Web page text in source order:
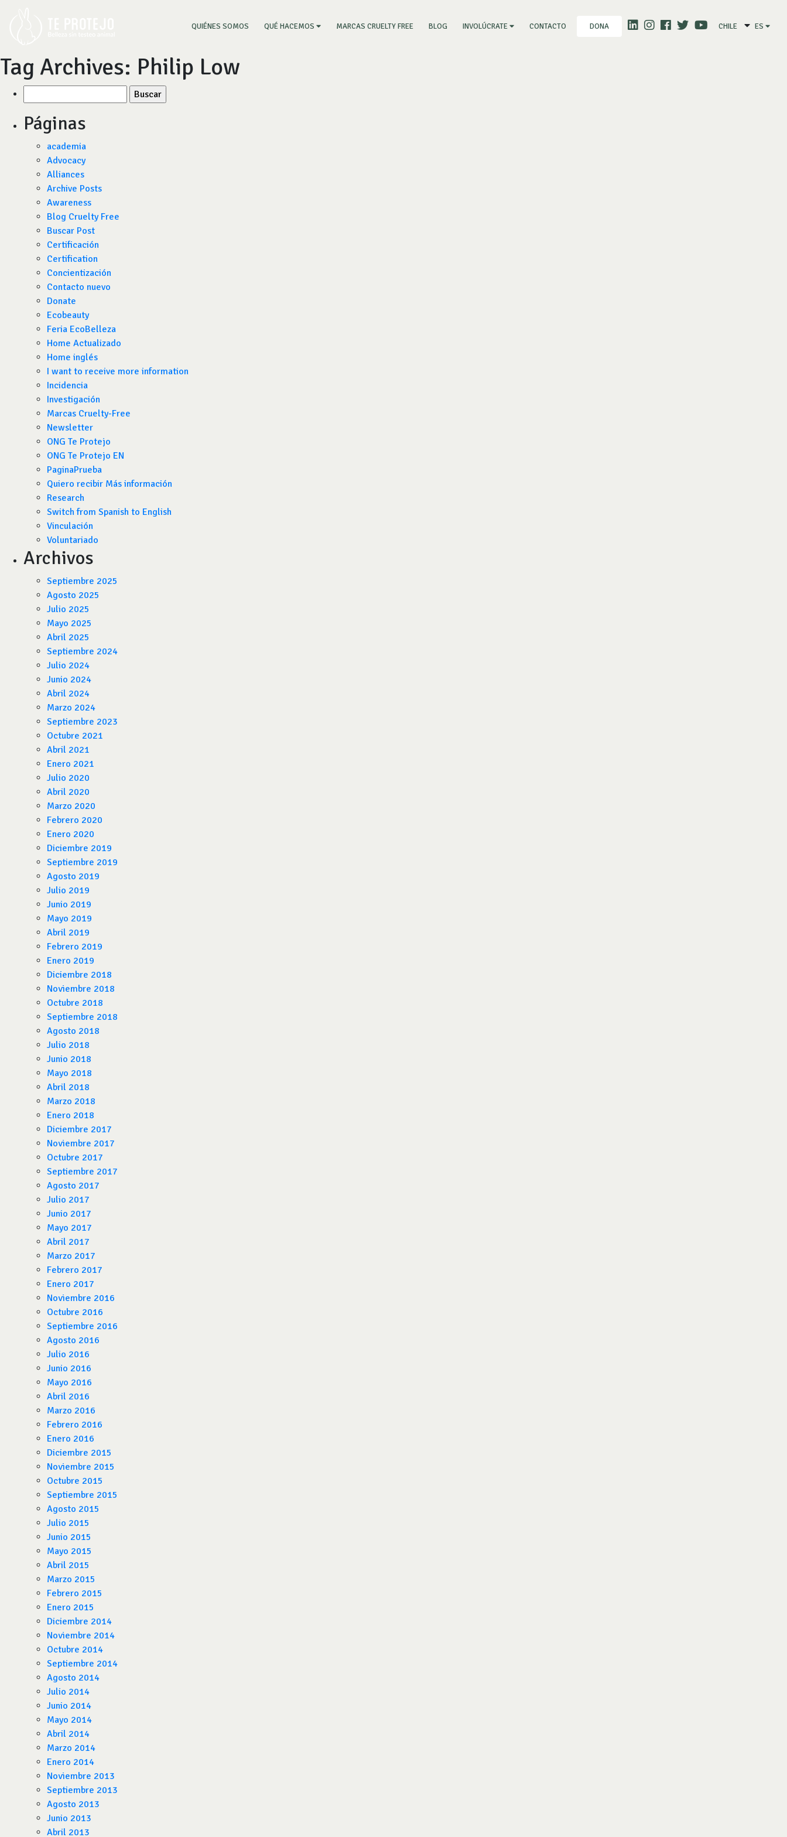
QUIÉNES SOMOS (CURRENT)
QUÉ HACEMOS MARCAS CRUELTY FREE BLOG INVOLÚCRATE CONTACTO DONA CHILE ES
Tag Archives: Philip Low
por:
Páginas
academia
Advocacy
Alliances
Archive Posts
Awareness
Blog Cruelty Free
Buscar Post
Certificación
Certification
Concientización
Contacto nuevo
Donate
Ecobeauty
Feria EcoBelleza
Home Actualizado
Home inglés
I want to receive more information
Incidencia
Investigación
Marcas Cruelty-Free
Newsletter
ONG Te Protejo
ONG Te Protejo EN
PaginaPrueba
Quiero recibir Más información
Research
Switch from Spanish to English
Vinculación
Voluntariado
Archivos
Septiembre 2025
Agosto 2025
Julio 2025
Mayo 2025
Abril 2025
Septiembre 2024
Julio 2024
Junio 2024
Abril 2024
Marzo 2024
Septiembre 2023
Octubre 2021
Abril 2021
Enero 2021
Julio 2020
Abril 2020
Marzo 2020
Febrero 2020
Enero 2020
Diciembre 2019
Septiembre 2019
Agosto 2019
Julio 2019
Junio 2019
Mayo 2019
Abril 2019
Febrero 2019
Enero 2019
Diciembre 2018
Noviembre 2018
Octubre 2018
Septiembre 2018
Agosto 2018
Julio 2018
Junio 2018
Mayo 2018
Abril 2018
Marzo 2018
Enero 2018
Diciembre 2017
Noviembre 2017
Octubre 2017
Septiembre 2017
Agosto 2017
Julio 2017
Junio 2017
Mayo 2017
Abril 2017
Marzo 2017
Febrero 2017
Enero 2017
Noviembre 2016
Octubre 2016
Septiembre 2016
Agosto 2016
Julio 2016
Junio 2016
Mayo 2016
Abril 2016
Marzo 2016
Febrero 2016
Enero 2016
Diciembre 2015
Noviembre 2015
Octubre 2015
Septiembre 2015
Agosto 2015
Julio 2015
Junio 2015
Mayo 2015
Abril 2015
Marzo 2015
Febrero 2015
Enero 2015
Diciembre 2014
Noviembre 2014
Octubre 2014
Septiembre 2014
Agosto 2014
Julio 2014
Junio 2014
Mayo 2014
Abril 2014
Marzo 2014
Enero 2014
Noviembre 2013
Septiembre 2013
Agosto 2013
Junio 2013
Abril 2013